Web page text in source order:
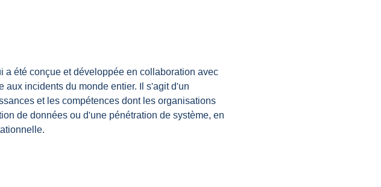
été conçue et développée en collaboration avec
aux incidents du monde entier. Il s'agit d'un
et les compétences dont les organisations
de données ou d'une pénétration de système, en